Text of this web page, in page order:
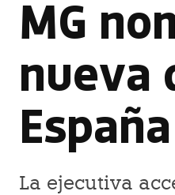
MG
nueva
España
La ejecutiva